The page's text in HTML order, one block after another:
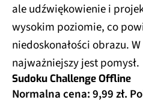
ale udźwiękowienie i
wysokim poziomie, co
niedoskonałości obrazu.
najważniejszy jest pomysł.
Sudoku Challenge Offline
Normalna cena: 9,99 zł.